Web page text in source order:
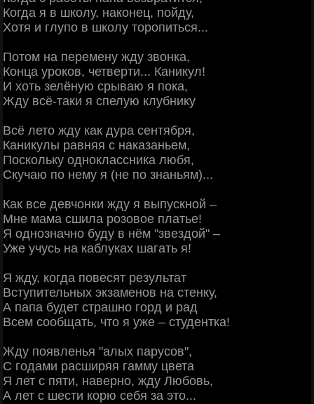
Когда я в школу, наконец, пойду,
Хотя и глупо в школу торопиться...
Потом на перемену жду звонка,
Конца уроков, четверти... Каникул!
И хоть зелёную срываю я пока,
Жду всё-таки я спелую клубнику
Всё лето жду как дура сентября,
Каникулы равняя с наказаньем,
Поскольку одноклассника любя,
Скучаю по нему я (не по знаньям)...
Как все девчонки жду я выпускной –
Мне мама сшила розовое платье!
Я однозначно буду в нём "звездой" –
Уже учусь на каблуках шагать я!
Я жду, когда повесят результат
Вступительных экзаменов на стенку,
А папа будет страшно горд и рад
Всем сообщать, что я уже – студентка!
Жду появленья "алых парусов",
С годами расширяя гамму цвета
Я лет с пяти, наверно, жду Любовь,
А лет с шести корю себя за это...